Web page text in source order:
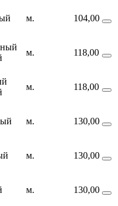
м. 104,00
м. 118,00
м. 118,00
м. 130,00
м. 130,00
м. 130,00